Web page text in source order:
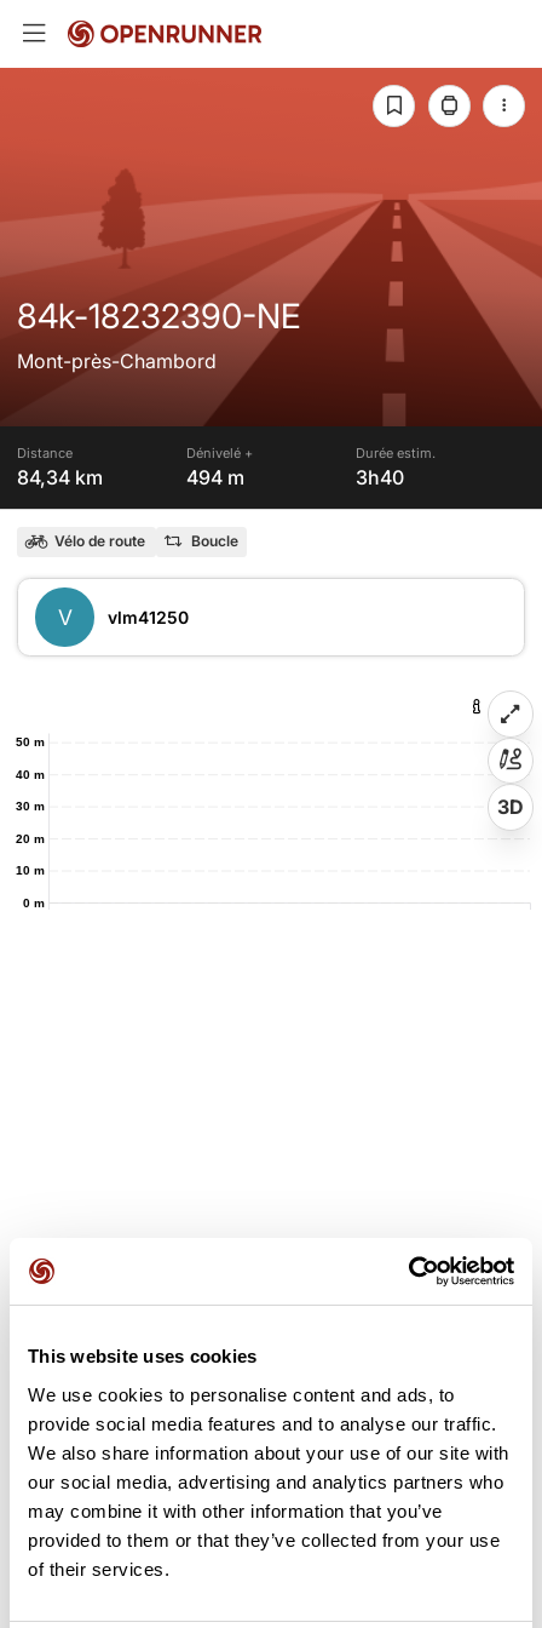
This website uses cookies
We use cookies to personalise content and ads, to
provide social media features and to analyse our traffic.
We also share information about your use of our site with
our social media, advertising and analytics partners who
may combine it with other information that you’ve
provided to them or that they’ve collected from your use
of their services.
84k-18232390-NE
Mont-près-Chambord
Distance
84,34 km
Dénivelé +
494 m
Durée estim.
3h40
Vélo de route Boucle
V vlm41250
0 m
10 m
20 m
30 m
40 m
50 m
3D
Ajouter un avis
Découvrez ce parcours de vélo de 84,3 km à proximité de